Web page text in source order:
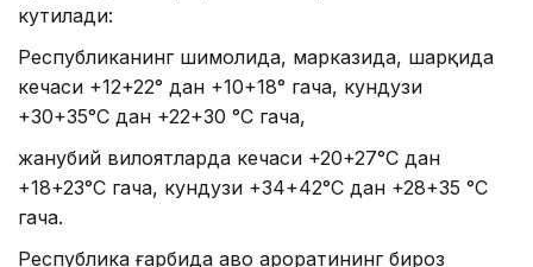
кутилади:
Республиканинг шимолида, марказида, шарқида
кечаси +12+22° дан +10+18° гача, кундузи
+30+35°С дан +22+30 °С гача,
жанубий вилоятларда кечаси +20+27°С дан
+18+23°С гача, кундузи +34+42°С дан +28+35 °С
гача.
Республика ғарбида ҳаво ҳароратининг бироз